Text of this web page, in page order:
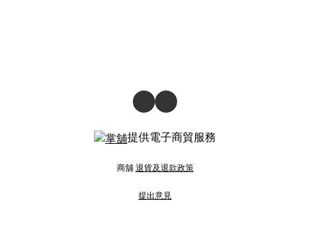
提供電子商貿服務
商舖 退貨及退款政策
提出意見